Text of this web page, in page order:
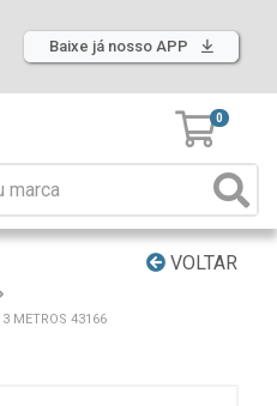
Baixe já nosso APP
0
VOLTAR
METROS 43166